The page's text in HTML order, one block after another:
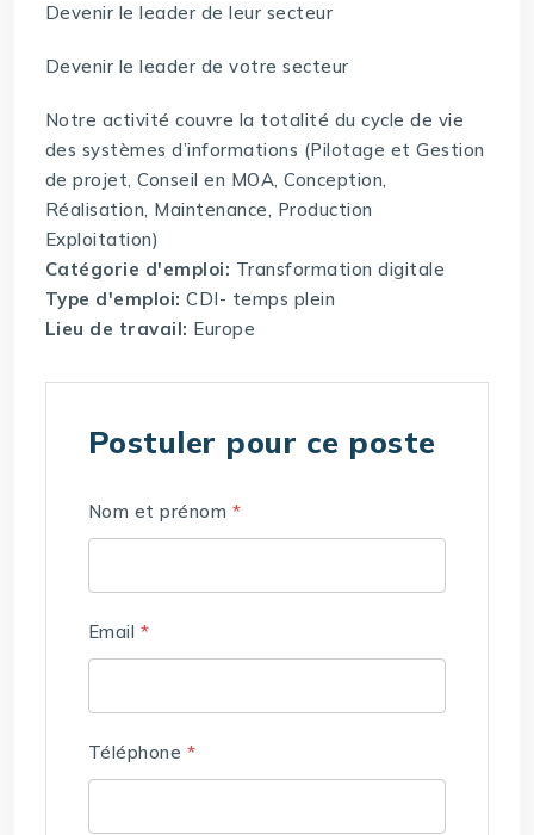
Devenir le leader de leur secteur
Devenir le leader de votre secteur
Notre activité couvre la totalité du cycle de vie
des systèmes d’informations (Pilotage et Gestion
de projet, Conseil en MOA, Conception,
Réalisation, Maintenance, Production
Exploitation)
Catégorie d'emploi: Transformation digitale
Type d'emploi:CDI- temps plein
Lieu de travail: Europe
Postuler pour ce poste
Nom et prénom *
Email *
Téléphone *